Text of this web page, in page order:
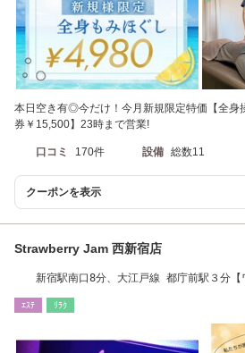
本日空き有◎今だけ！今月新規限定特価【全身
券￥15,500】23時まで営業!
口コミ 170件 設備 総数11
クーポンを表示
Strawberry Jam 西新宿店
新宿駅南口8分、大江戸線 都庁前駅３分【
ｴｽﾃ ﾘﾗｸ